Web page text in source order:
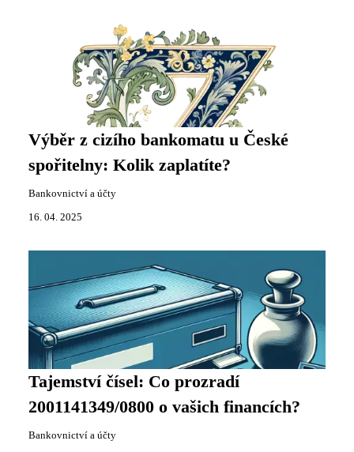
Výběr z cizího bankomatu u České
spořitelny: Kolik zaplatíte?
Bankovnictví a účty
16. 04. 2025
Tajemství čísel: Co prozradí
2001141349/0800 o vašich financích?
Bankovnictví a účty